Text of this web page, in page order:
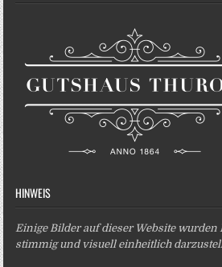
HINWEIS
Einige Bilder auf dieser Website
stimmig und visuell einheitlich